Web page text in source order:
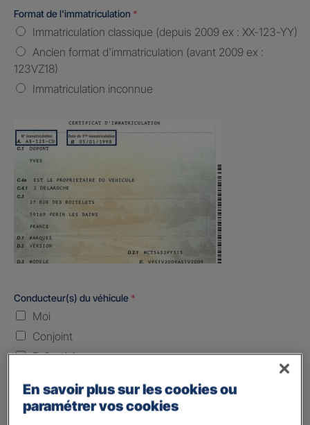
Format de l'immatriculation *
Immatriculation classique (depuis 2009 ex : XX-123-YY)
Ancien format d'immatriculation (avant 2009 ex :
123VZ18)
Immatriculation inconnue
Conducteur(s) du véhicule *
Moi
Conjoint
Enfant(s)
Quand souhaitez-vous être assuré ?
En savoir plus sur les cookies ou
paramétrer vos cookies